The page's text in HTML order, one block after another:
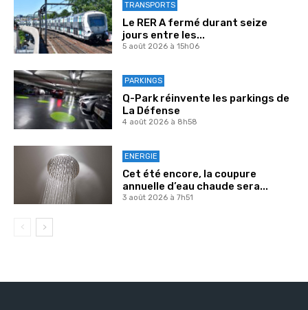
TRANSPORTS
Le RER A fermé durant seize
jours entre les...
5 août 2026 à 15h06
PARKINGS
Q-Park réinvente les parkings de
La Défense
4 août 2026 à 8h58
ENERGIE
Cet été encore, la coupure
annuelle d’eau chaude sera...
3 août 2026 à 7h51